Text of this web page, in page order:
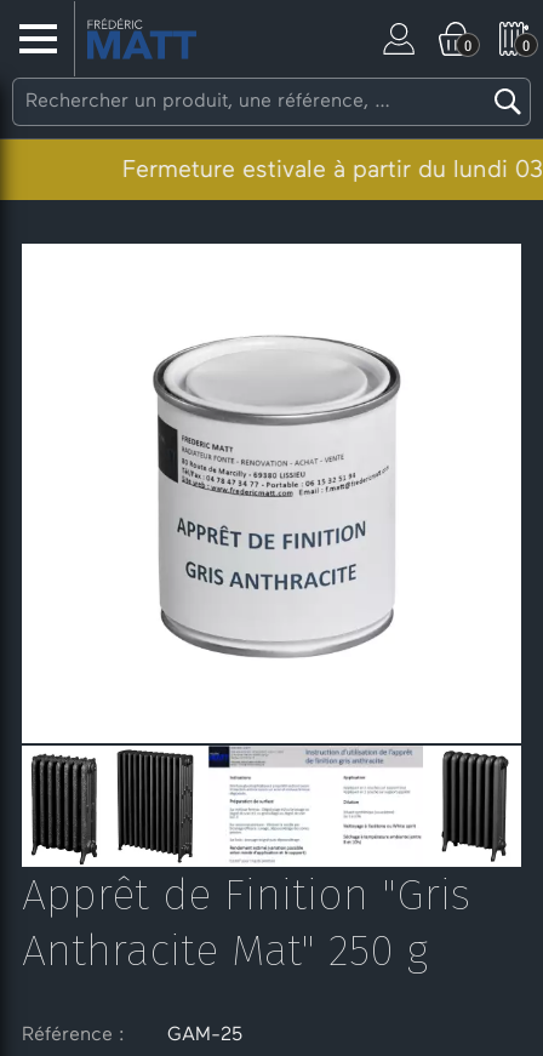
0 0
Fermeture estivale à partir du lundi 03
Apprêt de Finition "Gris
Anthracite Mat" 250 g
Référence : GAM-25